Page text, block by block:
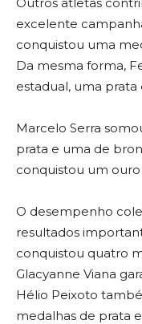
excelente
conquistou uma
Da mesma forma,
estadual, uma
Marcelo Serra
prata e uma de
conquistou um
O desempenho
resultados
conquistou quatro
Glacyanne Viana
Hélio Peixoto
medalhas de prata